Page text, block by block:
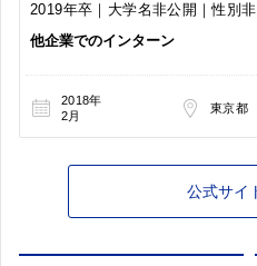
2019年卒｜大学名非公開｜性別
他企業でのインターン
2018年
2月
東京都
公式サイ